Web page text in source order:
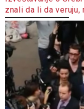
znali da li da